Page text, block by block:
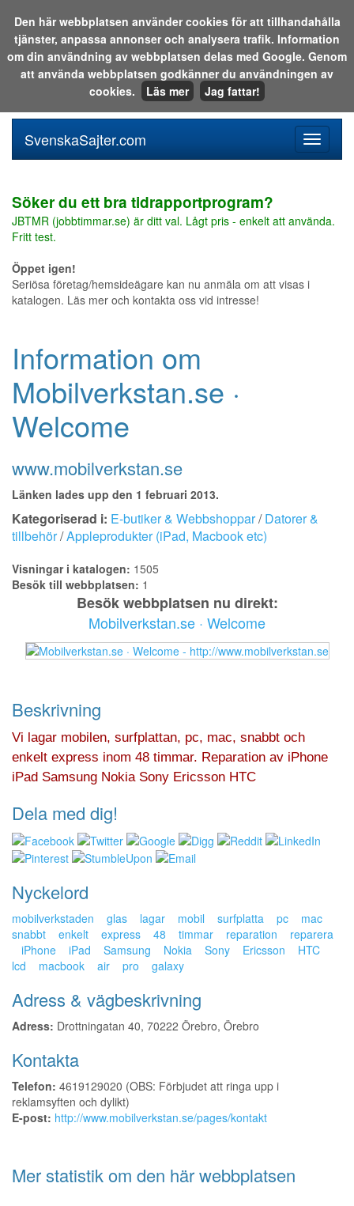
Sök i katalogen eller på webben:
meny
SvenskaSajter.com
Söker du ett bra tidrapportprogram?
JBTMR (jobbtimmar.se) är ditt val. Lågt pris - enkelt att använda.
Fritt test.
Öppet igen!
Seriösa företag/hemsideägare kan nu anmäla om att visas i
katalogen. Läs mer och kontakta oss vid intresse!
Information om
Mobilverkstan.se ·
Welcome
www.mobilverkstan.se
Länken lades upp den 1 februari 2013.
Kategoriserad i: E-butiker & Webbshoppar/Datorer &
tillbehör/Appleprodukter (iPad, Macbook etc)
Visningar i katalogen: 1505
Besök till webbplatsen: 1
Besök webbplatsen nu direkt:
Mobilverkstan.se · Welcome
Beskrivning
Vi lagar mobilen, surfplattan, pc, mac, snabbt och
enkelt express inom 48 timmar. Reparation av iPhone
iPad Samsung Nokia Sony Ericsson HTC
Dela med dig!
Nyckelord
mobilverkstaden glas lagar mobil surfplatta pc
mac
snabbt
enkelt express 48 timmar reparation
reparera
iPhone
iPad Samsung Nokia Sony Ericsson
HTC
lcd
macbook air pro galaxy
Adress & vägbeskrivning
Adress: Drottningatan 40, 70222 Örebro, Örebro
Kontakta
Telefon: 4619129020 (OBS: Förbjudet att ringa upp i
reklamsyften och dylikt)
E-post: http://www.mobilverkstan.se/pages/kontakt
Mer statistik om den här webbplatsen
Den här webbplatsen använder cookies för att tillhandahålla
tjänster, anpassa annonser och analysera trafik. Information
om din användning av webbplatsen delas med Google. Genom
att använda webbplatsen godkänner du användningen av
cookies.
Läs mer Jag fattar!